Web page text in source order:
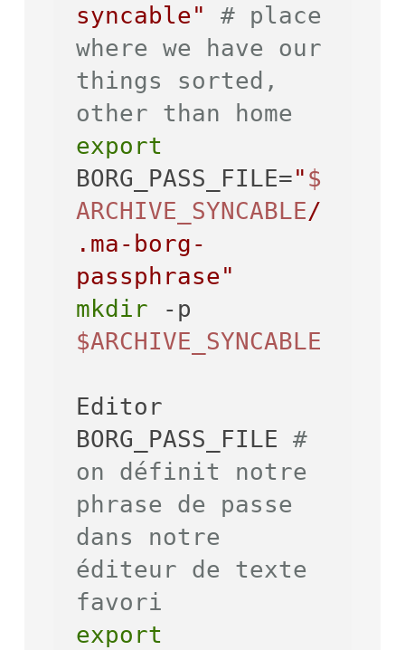
syncable"
# place
where we have our
things sorted,
other than home
export
BORG_PASS_FILE=" $
ARCHIVE_SYNCABLE/
.ma-borg-
passphrase"
mkdir
$ARCHIVE_SYNCABLE
Editor
BORG_PASS_FILE #
on définit notre
phrase de passe
dans notre
éditeur de texte
favori
export